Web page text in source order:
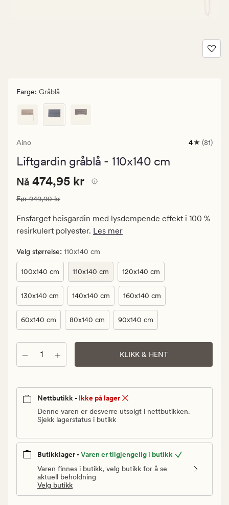
Farge: Gråblå
Aino
81
4 (81)
Liftgardin gråblå - 110x140 cm
Nåværende
474,95
kr.
Vanlig
949,90
kr
Nåværende pris
Nå 474,95 kr
Vanlig pris 949,90 kr
Før949,90 kr
Ensfarget heisgardin med lysdempende effekt i 100 %
resirkulert polyester. Les mer
Velg størrelse: 110x140 cm
100x140 cm 110x140 cm 120x140 cm
130x140 cm 140x140 cm 160x140 cm
60x140 cm 80x140 cm 90x140 cm
Antall KLIKK & HENT
Nettbutikk - Ikke på lager
Denne varen er desverre utsolgt i nettbutikken.
Sjekk lagerstatus i butikk
Butikklager -Varen er tilgjengelig i butikk
Varen finnes i butikk, velg butikk for å se
aktuell beholdning
Velg butikk